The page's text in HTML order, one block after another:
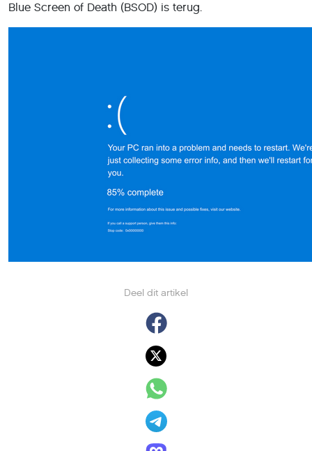
Deel dit artikel
Blue Screen of Death (BSOD) is terug.